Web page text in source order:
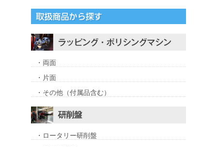
・両面
・片面
・その他（付属品含む）
・ロータリー研削盤